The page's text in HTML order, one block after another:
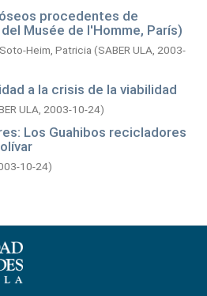
procedentes de
Musée de l'Homme, París)
Soto-Heim, Patricia (SABER ULA, 2003-
a la crisis de la viabilidad
ULA, 2003-10-24)
Los Guahibos recicladores
10-24)